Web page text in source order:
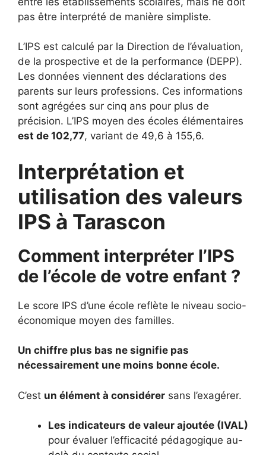
pas être interprété de manière simpliste.
L’IPS est calculé par la Direction de l’évaluation,
de la prospective et de la performance (DEPP).
Les données viennent des déclarations des
parents sur leurs professions. Ces informations
sont agrégées sur cinq ans pour plus de
précision. L’IPS moyen des écoles élémentaires
est de 102,77, variant de 49,6 à 155,6.
Interprétation et
utilisation des valeurs
IPS à Tarascon
Comment interpréter l’IPS
de l’école de votre enfant ?
Le score IPS d’une école reflète le niveau socio-
économique moyen des familles.
Un chiffre plus bas ne signifie pas
nécessairement une moins bonne école.
C’est un élément à considérer sans l’exagérer.
Les indicateurs de valeur ajoutée (IVAL)
pour évaluer l’efficacité pédagogique au-